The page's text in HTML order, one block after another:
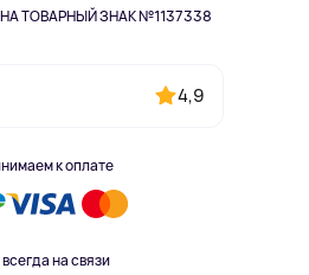
ТОВАРНЫЙ ЗНАК №1137338
4,9
к оплате
на связи